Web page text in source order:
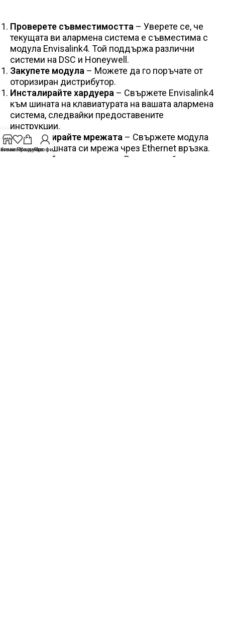
Проверете съвместимостта – Уверете се, че
текущата ви алармена система е съвместима с
модула Envisalink4. Той поддържа различни
системи на DSC и Honeywell.
Закупете модула – Можете да го поръчате от
оторизиран дистрибутор.
Инсталирайте хардуера – Свържете Envisalink4
към шината на клавиатурата на вашата алармена
система, следвайки предоставените
инструкции.
Конфигурирайте мрежата – Свържете модула
към домашната си мрежа чрез Ethernet връзка.
Активирайте системата
– Регистрирайте
Продукти
КоличкаПрофил